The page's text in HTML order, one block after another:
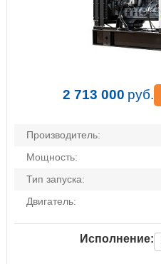
2 713 000 руб.
Производитель:
Мощность:
Тип запуска:
Двигатель:
Исполнение: